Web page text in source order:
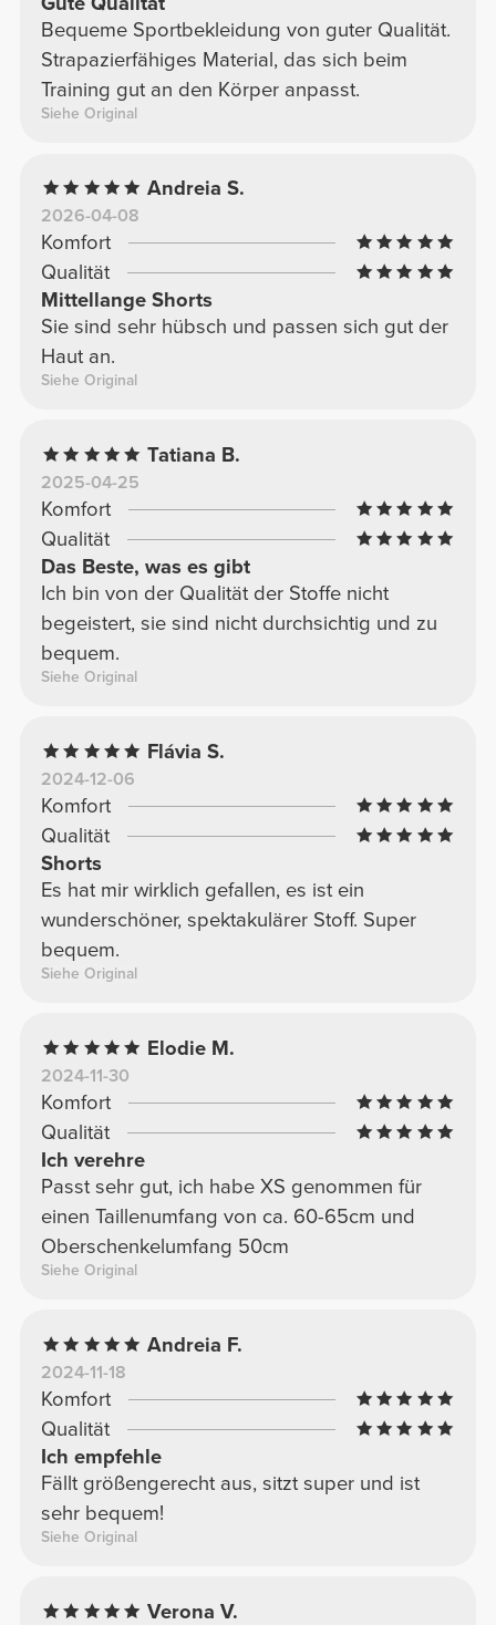
Bequeme Sportbekleidung von guter Qualität.
Strapazierfähiges Material, das sich beim
Training gut an den Körper anpasst.
Siehe Original
Andreia S.
2026-04-08
Komfort
Qualität
Mittellange Shorts
Sie sind sehr hübsch und passen sich gut der
Haut an.
Siehe Original
Tatiana B.
2025-04-25
Komfort
Qualität
Das Beste, was es gibt
Ich bin von der Qualität der Stoffe nicht
begeistert, sie sind nicht durchsichtig und zu
bequem.
Siehe Original
Flávia S.
2024-12-06
Komfort
Qualität
Shorts
Es hat mir wirklich gefallen, es ist ein
wunderschöner, spektakulärer Stoff. Super
bequem.
Siehe Original
Elodie M.
2024-11-30
Komfort
Qualität
Ich verehre
Passt sehr gut, ich habe XS genommen für
einen Taillenumfang von ca. 60-65cm und
Oberschenkelumfang 50cm
Siehe Original
Andreia F.
2024-11-18
Komfort
Qualität
Ich empfehle
Fällt größengerecht aus, sitzt super und ist
sehr bequem!
Siehe Original
Verona V.